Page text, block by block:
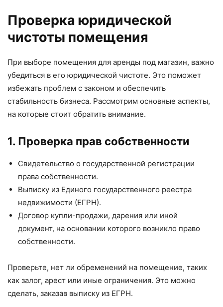
Проверка юридической
чистоты помещения
При выборе помещения для аренды под магазин, важно
убедиться в его юридической чистоте. Это поможет
избежать проблем с законом и обеспечить
стабильность бизнеса. Рассмотрим основные аспекты,
на которые стоит обратить внимание.
1. Проверка прав собственности
Свидетельство о государственной регистрации
права собственности.
Выписку из Единого государственного реестра
недвижимости (ЕГРН).
Договор купли-продажи, дарения или иной
документ, на основании которого возникло право
собственности.
Проверьте, нет ли обременений на помещение, таких
как залог, арест или иные ограничения. Это можно
сделать, заказав выписку из ЕГРН.